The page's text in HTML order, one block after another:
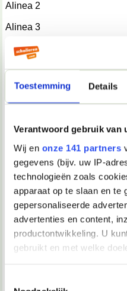
Toestemming Details
Verantwoord gebruik van
Wij en onze 141 partners
gegevens (bijv. uw IP-
technologieën zoals
apparaat op te slaan en te
gepersonaliseerde
advertenties en content,
productontwikkeling. U
gebruikt en met welke
Alinea 2
Alinea 3
Afsluiting
Bijlage: CV
01-06-2004, 22:17
fener4ever1907
i think so
__________________
TunCaY SaNlI
02-06-2004, 12:52